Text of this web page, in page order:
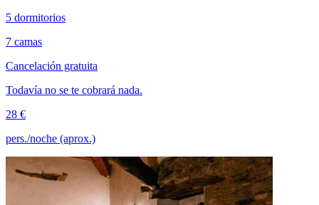
5 dormitorios
7 camas
Cancelación gratuita
Todavía no se te cobrará nada.
28 €
pers./noche (aprox.)